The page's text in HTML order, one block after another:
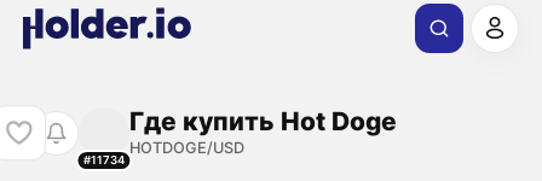
#11734
Где купить Hot Doge
HOTDOGE/USD